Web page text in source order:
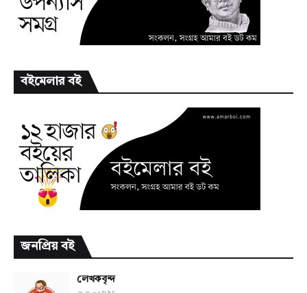
বইমেলার বই
জনপ্রিয় বই
লেখকবৃন্দ